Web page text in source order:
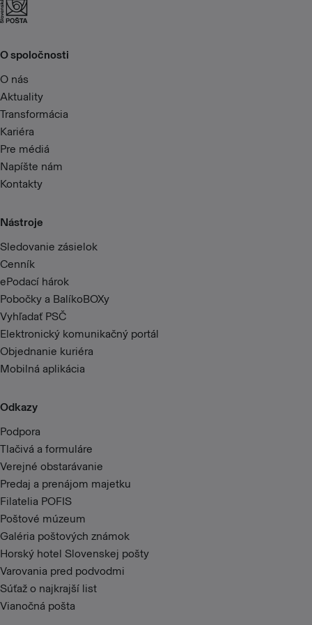
O spoločnosti
O nás
Aktuality
Transformácia
Kariéra
Pre médiá
Napíšte nám
Kontakty
Nástroje
Sledovanie zásielok
Cenník
ePodací hárok
Pobočky a BalíkoBOXy
Vyhľadať PSČ
Elektronický komunikačný portál
Objednanie kuriéra
Mobilná aplikácia
Odkazy
Podpora
Tlačivá a formuláre
Verejné obstarávanie
Predaj a prenájom majetku
Filatelia POFIS
Poštové múzeum
Galéria poštových známok
Horský hotel Slovenskej pošty
Varovania pred podvodmi
Súťaž o najkrajší list
Vianočná pošta